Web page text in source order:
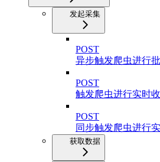
发起采集
POST
异步触发爬虫进行
POST
触发爬虫进行实时收
POST
同步触发爬虫进行
获取数据